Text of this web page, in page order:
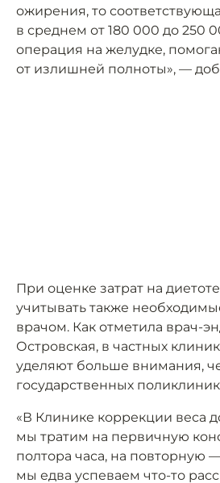
ожирения, то
в среднем от 180 000 до 250
операция на желудке,
от излишней полноты», —
При оценке затрат на
учитывать также
врачом. Как отметила врач-
Островская, в частных
уделяют больше внимания,
государственных
«В Клинике коррекции веса
мы тратим на первичную
полтора часа, на повторную
мы едва успеваем что-то